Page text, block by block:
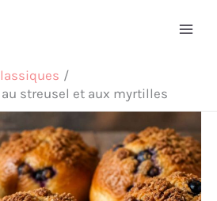
streusel et aux myrtilles